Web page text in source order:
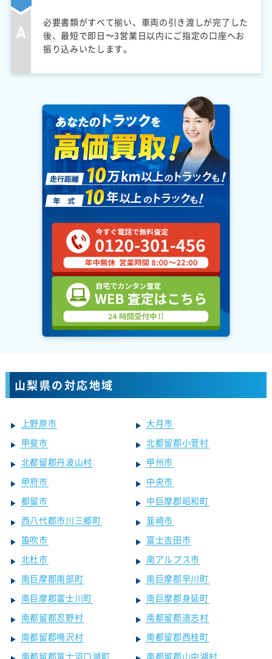
必要書類がすべて揃い、車両の引き渡しが完了した
後、最短で即日〜3営業日以内にご指定の口座へお
振り込みいたします。
山梨県の対応地域
上野原市
大月市
甲斐市
北都留郡小菅村
北都留郡丹波山村
甲州市
甲府市
中央市
都留市
中巨摩郡昭和町
西八代郡市川三郷町
韮崎市
笛吹市
富士吉田市
北杜市
南アルプス市
南巨摩郡南部町
南巨摩郡早川町
南巨摩郡富士川町
南巨摩郡身延町
南都留郡忍野村
南都留郡道志村
南都留郡鳴沢村
南都留郡西桂町
南都留郡富士河口湖町
南都留郡山中湖村